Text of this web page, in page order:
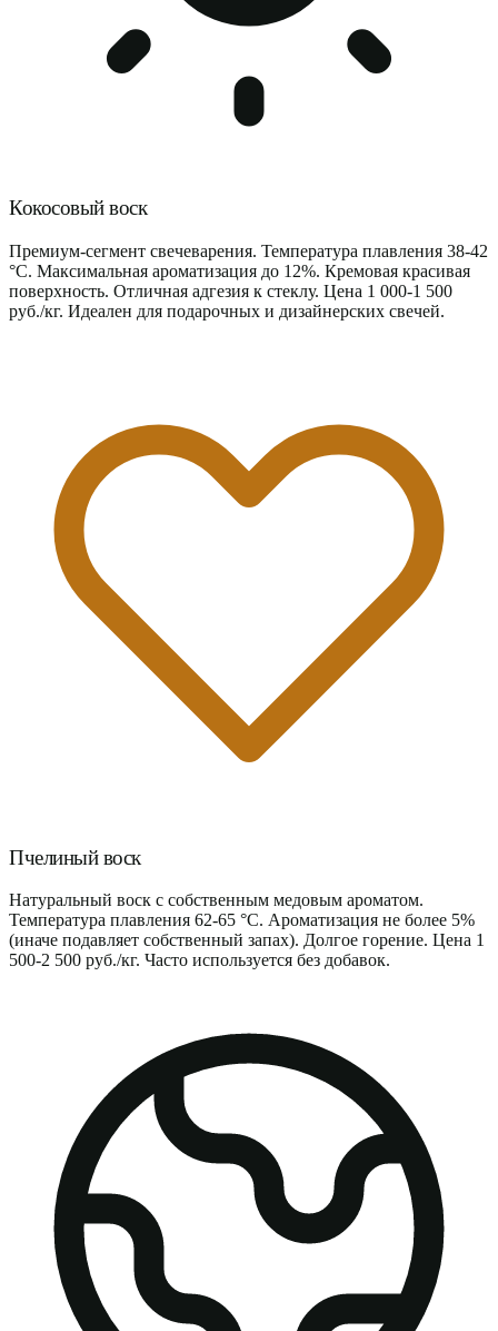
Кокосовый воск
Премиум-сегмент свечеварения. Температура плавления 38-42
°C. Максимальная ароматизация до 12%. Кремовая красивая
поверхность. Отличная адгезия к стеклу. Цена 1 000-1 500
руб./кг. Идеален для подарочных и дизайнерских свечей.
Пчелиный воск
Натуральный воск с собственным медовым ароматом.
Температура плавления 62-65 °C. Ароматизация не более 5%
(иначе подавляет собственный запах). Долгое горение. Цена 1
500-2 500 руб./кг. Часто используется без добавок.